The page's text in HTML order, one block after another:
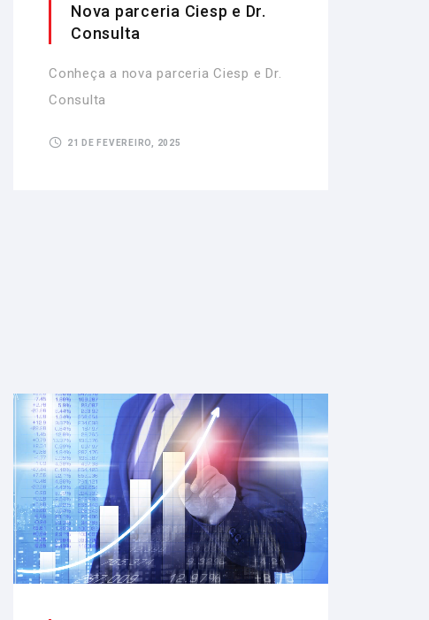
Nova parceria Ciesp e Dr.
Consulta
Conheça a nova parceria Ciesp e Dr.
Consulta
21 DE FEVEREIRO, 2025